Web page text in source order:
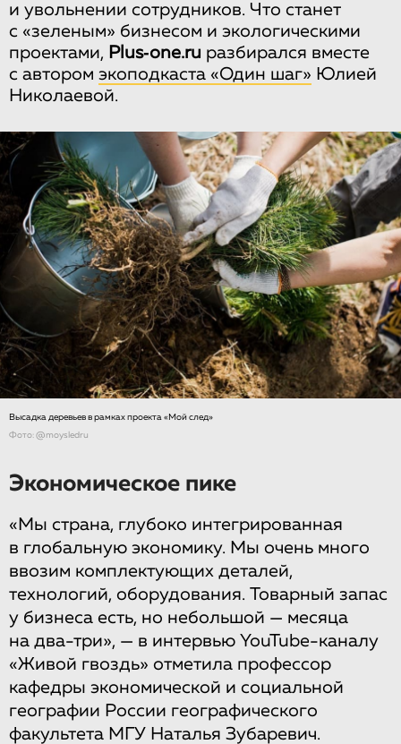
и увольнении сотрудников. Что станет
с «зеленым» бизнесом и экологическими
проектами, Plus‑one.ru разбирался вместе
с автором экоподкаста «Один шаг» Юлией
Николаевой.
Высадка деревьев в рамках проекта «Мой след»
Фото: @moysledru
Экономическое пике
«Мы страна, глубоко интегрированная
в глобальную экономику. Мы очень много
ввозим комплектующих деталей,
технологий, оборудования. Товарный запас
у бизнеса есть, но небольшой — месяца
на два-три», — в интервью YouTube-каналу
«Живой гвоздь» отметила профессор
кафедры экономической и социальной
географии России географического
факультета МГУ Наталья Зубаревич.